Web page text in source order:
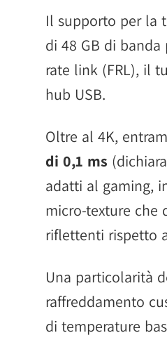
Il supporto per la
di 48 GB di
rate link (FRL), il
hub USB.
Oltre al 4K,
di 0,1 ms
adatti al gaming,
micro-texture che
riflettenti rispetto
Una particolarità
raffreddamento
di temperature